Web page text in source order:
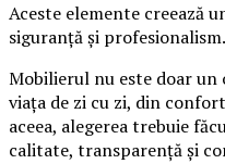
Aceste elemente creează
siguranță și profesionalism.
Mobilierul nu este doar
viața de zi cu zi, din
aceea, alegerea trebuie
calitate, transparență și